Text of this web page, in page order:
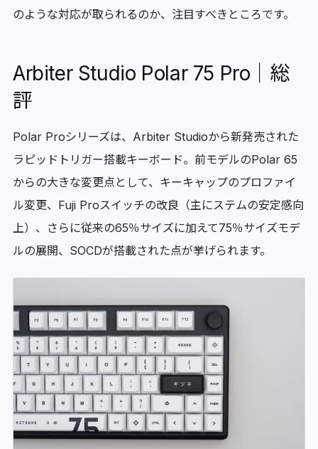
のような対応が取られるのか、注目すべきところです。
Arbiter Studio Polar 75 Pro｜総
評
Polar Proシリーズは、Arbiter Studioから新発売された
ラピッドトリガー搭載キーボード。前モデルのPolar 65
からの大きな変更点として、キーキャップのプロファイ
ル変更、Fuji Proスイッチの改良（主にステムの安定感向
上）、さらに従来の65％サイズに加えて75％サイズモデ
ルの展開、SOCDが搭載された点が挙げられます。